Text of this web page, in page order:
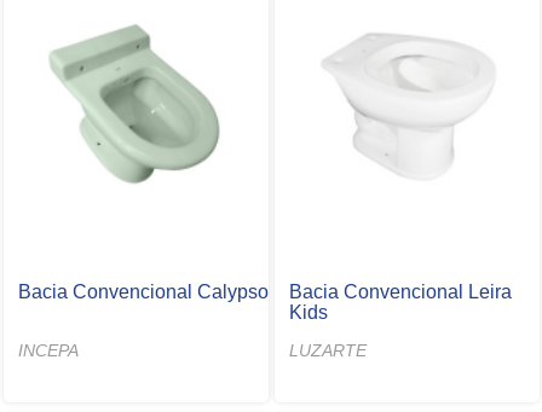
Bacia Convencional Calypso
INCEPA
Bacia Convencional Leira
Kids
LUZARTE